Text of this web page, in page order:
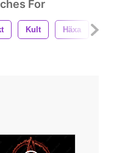
For
Kult Häxa